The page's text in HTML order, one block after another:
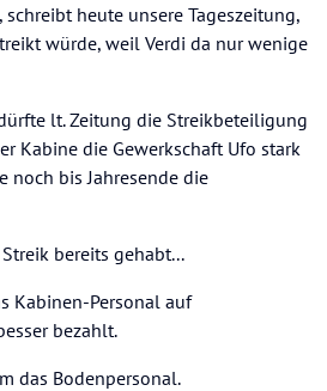
schreibt heute unsere Tageszeitung,
würde, weil Verdi da nur wenige
lt. Zeitung die Streikbeteiligung
Kabine die Gewerkschaft Ufo stark
noch bis Jahresende die
bereits gehabt...
Kabinen-Personal auf
bezahlt.
das Bodenpersonal.